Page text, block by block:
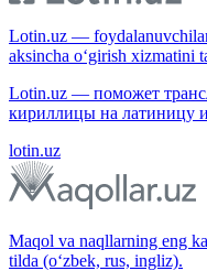
Lotin.uz —
aksincha o‘girish xizmatini
Lotin.uz — поможет
кириллицы на латиницу
lotin.uz
Maqol va naqllarning eng
tilda (o‘zbek, rus, ingliz).